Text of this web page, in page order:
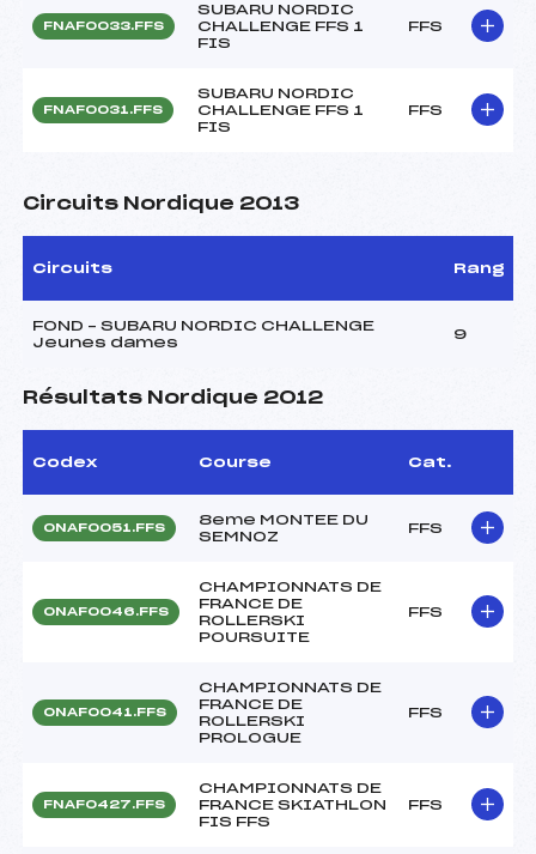
FNAF0033.FFS
SUBARU NORDIC
CHALLENGE FFS 1
FIS
FFS
FNAF0031.FFS
SUBARU NORDIC
CHALLENGE FFS 1
FIS
FFS
Circuits Nordique 2013
Circuits Rang
FOND – SUBARU NORDIC CHALLENGE
Jeunes dames
9
Résultats Nordique 2012
Codex Course Cat.
ONAF0051.FFS
8eme MONTEE DU
SEMNOZ
FFS
ONAF0046.FFS
CHAMPIONNATS DE
FRANCE DE
ROLLERSKI
POURSUITE
FFS
ONAF0041.FFS
CHAMPIONNATS DE
FRANCE DE
ROLLERSKI
PROLOGUE
FFS
FNAF0427.FFS
CHAMPIONNATS DE
FRANCE SKIATHLON
FIS FFS
FFS